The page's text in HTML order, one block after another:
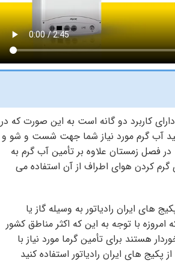
دارای کاربرد دو گانه است به این صورت که در
آب گرم مورد نیاز شما جهت شست و شو و
در فصل زمستان علاوه بر تأمین آب گرم به
گرم کردن هوای اطراف از آن استفاده می
های ایران رادیاتور به وسیله گاز یا
با توجه به این که اکثر مناطق کشور
هستند برای تأمین گرما مورد نیاز با
پکیج ‌های ایران رادیاتور استفاده کنید